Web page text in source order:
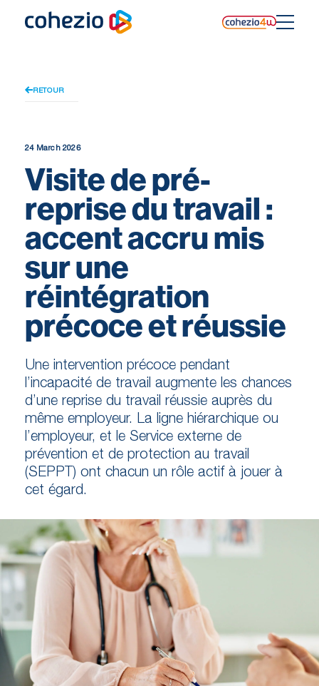
content
RETOUR
24 March 2026
Visite de pré-
reprise du travail :
accent accru mis
sur une
réintégration
précoce et réussie
Une intervention précoce pendant
l’incapacité de travail augmente les chances
d’une reprise du travail réussie auprès du
même employeur. La ligne hiérarchique ou
l’employeur, et le Service externe de
prévention et de protection au travail
(SEPPT) ont chacun un rôle actif à jouer à
cet égard.